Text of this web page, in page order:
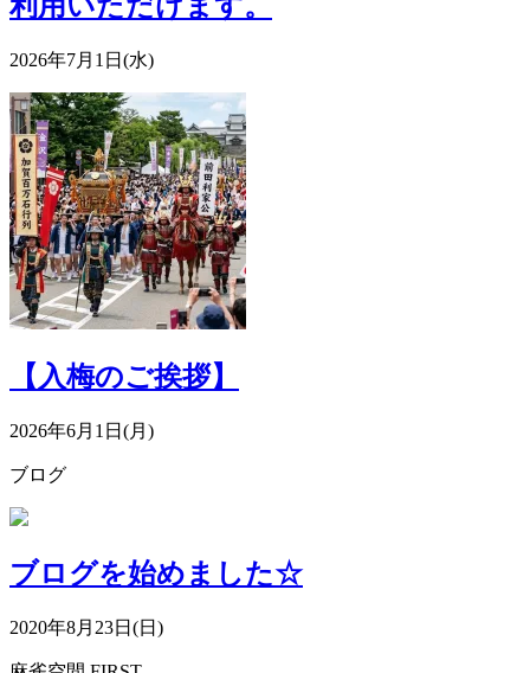
利用いただけます。
2026年7月1日(水)
【入梅のご挨拶】
2026年6月1日(月)
ブログ
ブログを始めました☆
2020年8月23日(日)